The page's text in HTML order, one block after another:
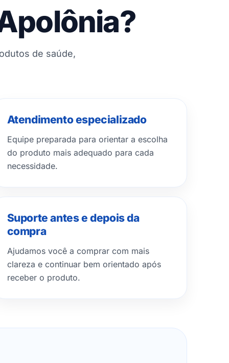
de saúde,
Atendimento especializado
Equipe preparada para orientar a escolha
do produto mais adequado para cada
necessidade.
Suporte antes e depois da
compra
Ajudamos você a comprar com mais
clareza e continuar bem orientado após
receber o produto.